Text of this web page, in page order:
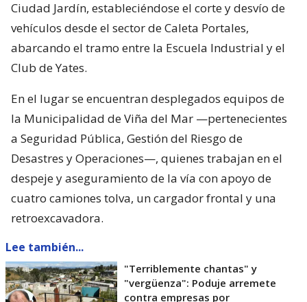
Ciudad Jardín, estableciéndose el corte y desvío de
vehículos desde el sector de Caleta Portales,
abarcando el tramo entre la Escuela Industrial y el
Club de Yates.
En el lugar se encuentran desplegados equipos de
la Municipalidad de Viña del Mar —pertenecientes
a Seguridad Pública, Gestión del Riesgo de
Desastres y Operaciones—, quienes trabajan en el
despeje y aseguramiento de la vía con apoyo de
cuatro camiones tolva, un cargador frontal y una
retroexcavadora.
Lee también...
"Terriblemente chantas" y
"vergüenza": Poduje arremete
contra empresas por